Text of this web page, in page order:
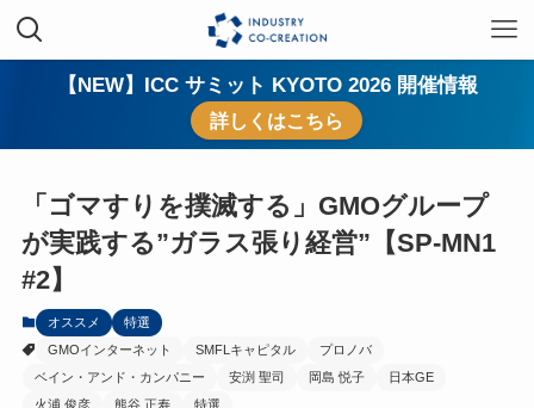
【NEW】ICC サミット KYOTO 2026 開催情報
詳しくはこちら
「ゴマすりを撲滅する」GMOグループ
が実践する”ガラス張り経営”【SP-MN1
#2】
オススメ
特選
GMOインターネット
SMFLキャピタル
プロノバ
ベイン・アンド・カンパニー
安渕 聖司 岡島 悦子
日本GE
火浦 俊彦
熊谷 正寿 特選